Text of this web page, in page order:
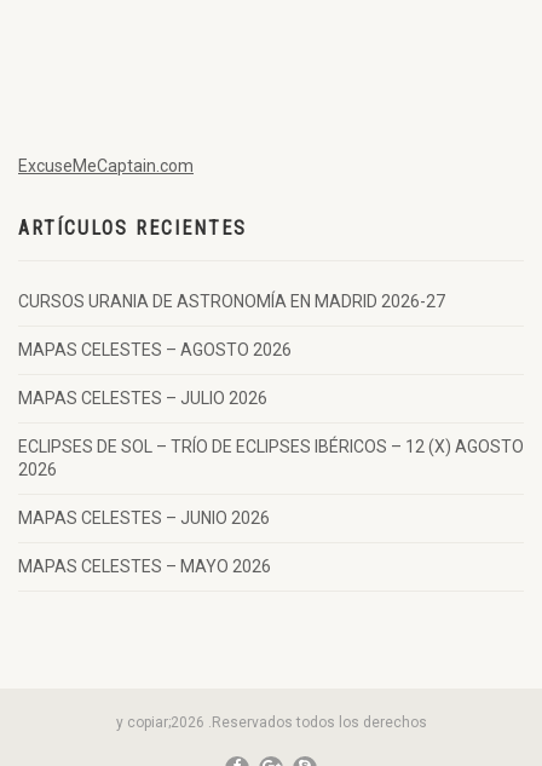
ExcuseMeCaptain.com
ARTÍCULOS RECIENTES
CURSOS URANIA DE ASTRONOMÍA EN MADRID 2026-27
MAPAS CELESTES – AGOSTO 2026
MAPAS CELESTES – JULIO 2026
ECLIPSES DE SOL – TRÍO DE ECLIPSES IBÉRICOS – 12 (X) AGOSTO
2026
MAPAS CELESTES – JUNIO 2026
MAPAS CELESTES – MAYO 2026
y copiar;2026 .Reservados todos los derechos